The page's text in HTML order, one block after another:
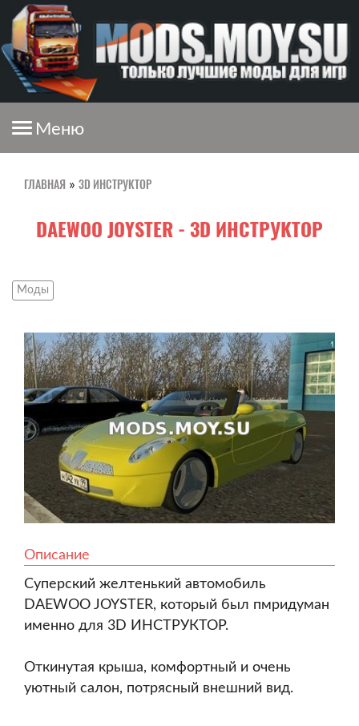
Меню
ГЛАВНАЯ » 3D ИНСТРУКТОР
DAEWOO JOYSTER - 3D ИНСТРУКТОР
Моды
Описание
Суперский желтенький автомобиль
DAEWOO JOYSTER, который был пмридуман
именно для 3D ИНСТРУКТОР.
Откинутая крыша, комфортный и очень
уютный салон, потрясный внешний вид.